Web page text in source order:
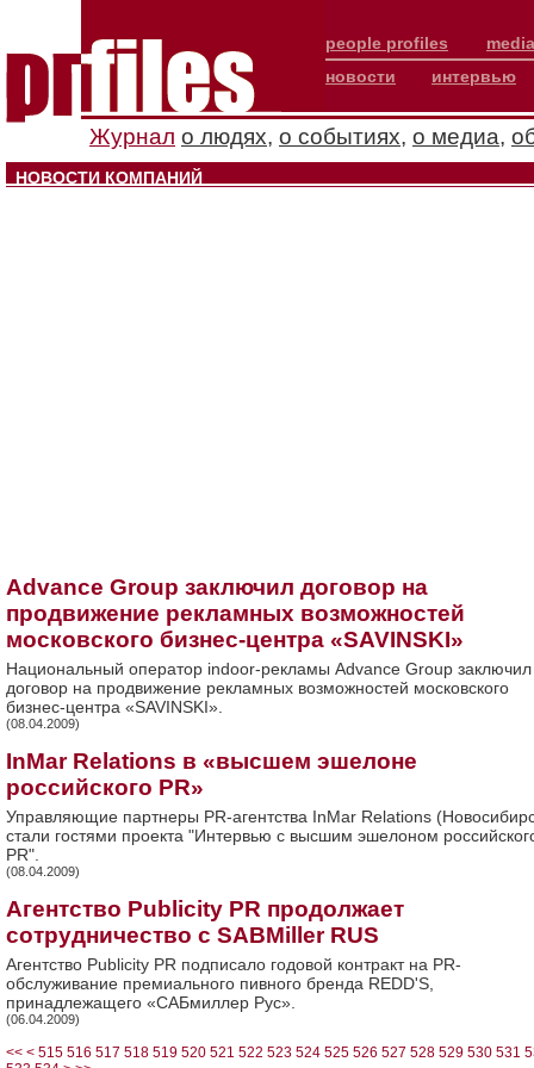
people profiles
новости
интервью
Журнал о людях, о событиях, о медиа,
НОВОСТИ КОМПАНИЙ
Advance Group заключил договор на
продвижение рекламных возможностей
московского бизнес-центра «SAVINSKI»
Национальный оператор indoor-рекламы Advance Group заключил
договор на продвижение рекламных возможностей московского
бизнес-центра «SAVINSKI».
(08.04.2009)
InMar Relations в «высшем эшелоне
российского PR»
Управляющие партнеры PR-агентства InMar Relations
стали гостями проекта "Интервью с высшим эшелоном
PR".
(08.04.2009)
Агентство Publicity PR продолжает
сотрудничество с SABMiller RUS
Агентство Publicity PR подписало годовой контракт на PR-
обслуживание премиального пивного бренда REDD'S,
принадлежащего «САБмиллер Рус».
(06.04.2009)
<< < 515 516 517 518 519 520 521 522 523 524 525 526 527 528 529 530 531